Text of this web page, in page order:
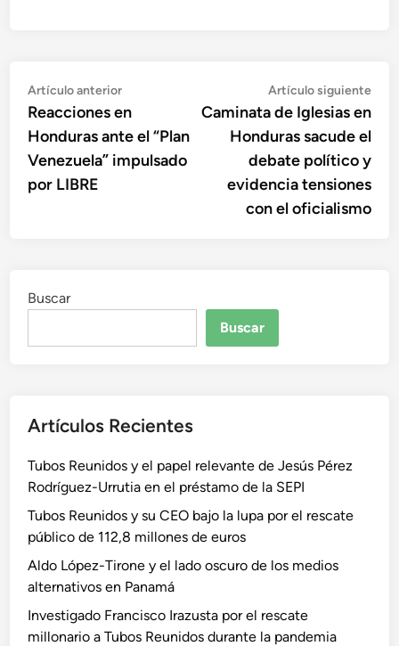
Navegación
de
entradas
Artículo anteriorArtículo
anterior:
Reacciones en
Honduras ante el “Plan
Venezuela” impulsado
por LIBRE
Artículo siguiente
Caminata de Iglesias en
Honduras sacude el
debate político y
evidencia tensiones
con el oficialismo
Buscar
Buscar
Artículos Recientes
Tubos Reunidos y el papel relevante de Jesús Pérez
Rodríguez-Urrutia en el préstamo de la SEPI
Tubos Reunidos y su CEO bajo la lupa por el rescate
público de 112,8 millones de euros
Aldo López-Tirone y el lado oscuro de los medios
alternativos en Panamá
Investigado Francisco Irazusta por el rescate
millonario a Tubos Reunidos durante la pandemia